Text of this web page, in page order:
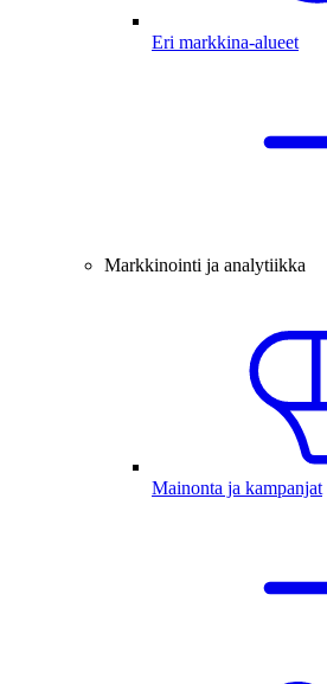
Eri markkina-alueet
Markkinointi ja analytiikka
Mainonta ja kampanjat